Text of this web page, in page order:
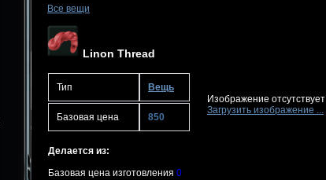
Все вещи
Linon Thread
Тип Вещь
Базовая цена 850
Изображение отсутствует
Загрузить изображение ...
Делается из:
Базовая цена изготовления 0